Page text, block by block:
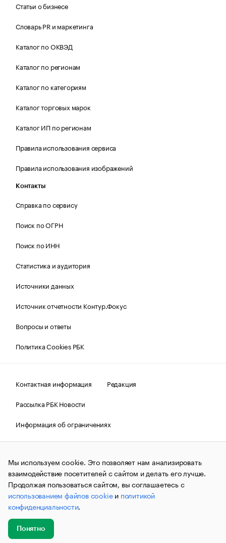
Статьи о бизнесе
Словарь PR и маркетинга
Каталог по ОКВЭД
Каталог по регионам
Каталог по категориям
Каталог торговых марок
Каталог ИП по регионам
Правила использования сервиса
Правила использования изображений
Контакты
Справка по сервису
Поиск по ОГРН
Поиск по ИНН
Статистика и аудитория
Источники данных
Источник отчетности Контур.Фокус
Вопросы и ответы
Политика Cookies РБК
Контактная информация
Редакция
Рассылка РБК Новости
Информация об ограничениях
Правовая информация
О соблюдении авторских прав
© АО «РОСБИЗНЕСКОНСАЛТИНГ»,1995–2026.Сообщения
и материалы информационного агентства «РБК»
(зарегистрировано Федеральной службой по надзору в сфере
связи, информационных технологий и массовых
коммуникаций (Роскомнадзор) 09.12.2015 за номером ИА
№ФС77-63848) сопровождаются пометкой «РБК». Отдельные
публикации могут содержать информацию,
не предназначенную для пользователей
до 18 лет.
Мы используем cookie. Это позволяет нам анализировать
взаимодействие посетителей с сайтом и делать его лучше.
Продолжая пользоваться сайтом, вы соглашаетесь с
использованием файлов cookieи политикой
конфиденциальности.
Понятно